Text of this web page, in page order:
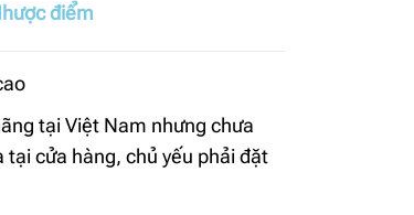
điểm
tại Việt Nam nhưng chưa
tại cửa hàng, chủ yếu phải đặt